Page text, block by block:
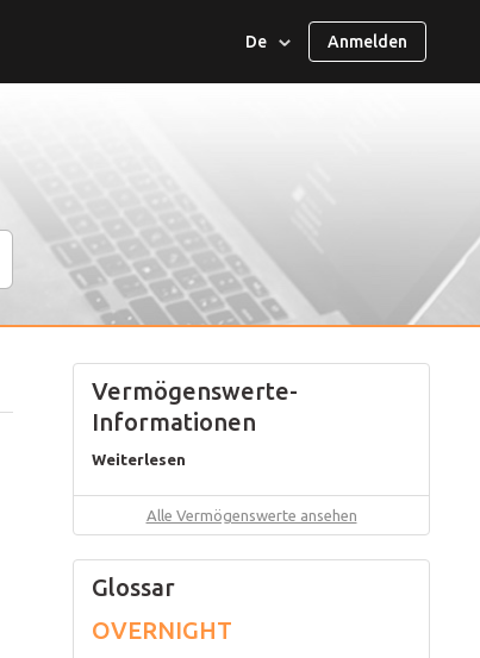
De
العربية
Melayu
Français
Italiano
Português
Anmelden
Vermögenswerte-
Informationen
Weiterlesen
Alle Vermögenswerte ansehen
Glossar
OVERNIGHT